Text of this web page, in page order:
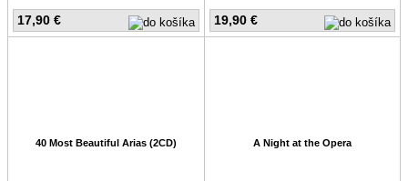
17,90 € 19,90 €
40 Most Beautiful Arias (2CD) A Night at the Opera